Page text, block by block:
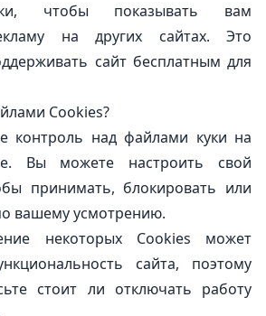
чтобы показывать вам
на других сайтах. Это
сайт бесплатным для
Cookies?
контроль над файлами куки на
Вы можете настроить свой
принимать, блокировать или
вашему усмотрению.
некоторых Cookies может
сайта, поэтому
стоит ли отключать работу